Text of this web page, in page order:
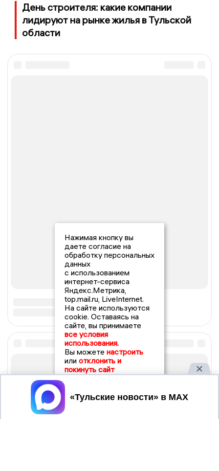
День строителя: какие компании
лидируют на рынке жилья в Тульской
области
Нажимая кнопку вы
даете согласие на
обработку персональных
данных
с использованием
интернет-сервиса
Яндекс.Метрика,
top.mail.ru, LiveInternet.
На сайте используются
cookie. Оставаясь на
сайте, вы принимаете
все условия
использования.
Вы можете настроить
или отклонить и
покинуть сайт
Принять